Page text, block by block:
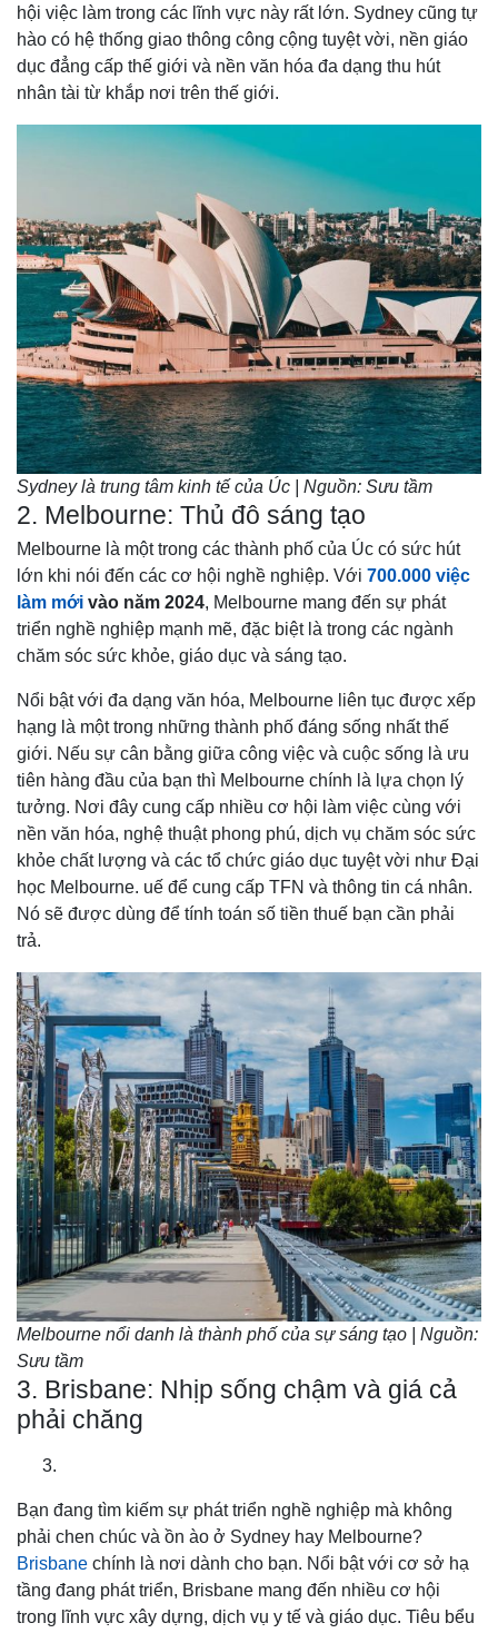
hội việc làm trong các lĩnh vực này rất lớn. Sydney cũng tự
hào có hệ thống giao thông công cộng tuyệt vời, nền giáo
dục đẳng cấp thế giới và nền văn hóa đa dạng thu hút
nhân tài từ khắp nơi trên thế giới.
Sydney là trung tâm kinh tế của Úc | Nguồn: Sưu tầm
2. Melbourne: Thủ đô sáng tạo
Melbourne là một trong các thành phố của Úc có sức hút
lớn khi nói đến các cơ hội nghề nghiệp. Với 700.000 việc
làm mới vào năm 2024, Melbourne mang đến sự phát
triển nghề nghiệp mạnh mẽ, đặc biệt là trong các ngành
chăm sóc sức khỏe, giáo dục và sáng tạo.
Nổi bật với đa dạng văn hóa, Melbourne liên tục được xếp
hạng là một trong những thành phố đáng sống nhất thế
giới. Nếu sự cân bằng giữa công việc và cuộc sống là ưu
tiên hàng đầu của bạn thì Melbourne chính là lựa chọn lý
tưởng. Nơi đây cung cấp nhiều cơ hội làm việc cùng với
nền văn hóa, nghệ thuật phong phú, dịch vụ chăm sóc sức
khỏe chất lượng và các tổ chức giáo dục tuyệt vời như Đại
học Melbourne. uế để cung cấp TFN và thông tin cá nhân.
Nó sẽ được dùng để tính toán số tiền thuế bạn cần phải
trả.
Melbourne nổi danh là thành phố của sự sáng tạo | Nguồn:
Sưu tầm
3. Brisbane: Nhịp sống chậm và giá cả
phải chăng
Bạn đang tìm kiếm sự phát triển nghề nghiệp mà không
phải chen chúc và ồn ào ở Sydney hay Melbourne?
Brisbane chính là nơi dành cho bạn. Nổi bật với cơ sở hạ
tầng đang phát triển, Brisbane mang đến nhiều cơ hội
trong lĩnh vực xây dựng, dịch vụ y tế và giáo dục. Tiêu bểu